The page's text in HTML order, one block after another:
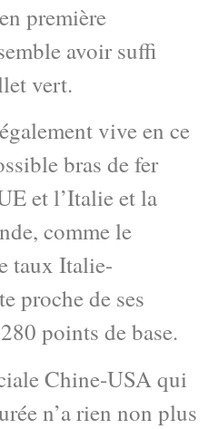
première
avoir suffi
vert.
vive en ce
bras de fer
et l’Italie et la
comme le
taux Italie-
proche de ses
points de base.
Chine-USA qui
n’a rien non plus